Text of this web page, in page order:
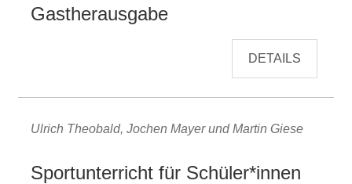
Gastherausgabe
DETAILS
Ulrich Theobald, Jochen Mayer und Martin Giese
Sportunterricht für Schüler*innen